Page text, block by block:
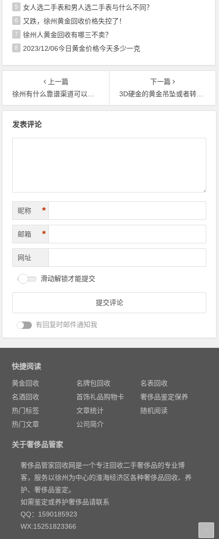
5 女人选二手表和男人选二手表与什么不同？
6 又跌，徐州黄金回收价格失控了！
7 徐州人黄金回收有哪三不卖？
8 2023/12/06今日黄金价格今天多少一克
上一篇
徐州有什么靠谱渠道可以回收二手黄金首饰？
下一篇
3D硬金的黄金吊坠或者转运珠表面出现白色、黑色斑点什么原因引起的？
发表评论
昵称 *
邮箱 *
网址
滑动解锁才能提交
有回复时邮件通知我
快捷阅读
黄金回收 名牌包回收
名表回收
名酒回收
首饰礼品购物卡
奢侈品鉴定保养
热门标签
文章统计
随机阅读
热门文章
公司简介
关于奢侈品管家
奢侈品管家回收网是一个专注回收二手奢侈品的专业博
客，服务以徐州为中心的淮海经济区各种奢侈品回收、养
护、奢侈品鉴定。
如需鉴定或养护奢侈品请联系
QQ：1590185923
WX:15251823366